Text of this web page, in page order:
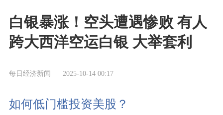
白银暴涨！空头遭遇惨败 有人
跨大西洋空运白银 大举套利
每日经济新闻 2025-10-14 00:17
如何低门槛投资美股？